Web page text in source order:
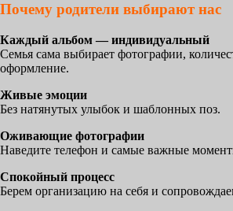
Почему родители выбирают нас
Каждый альбом — индивидуальный
Семья сама выбирает фотографии,
оформление.
Живые эмоции
Без натянутых улыбок и шаблонных поз.
Оживающие фотографии
Наведите телефон и самые важные
Спокойный процесс
Берем организацию на себя и